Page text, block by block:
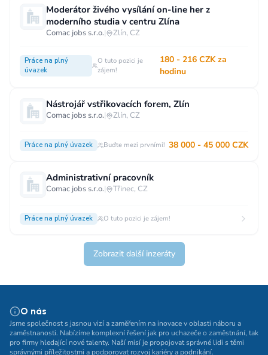
Moderátor živého vysílání on-line her z
moderního studia v centru Zlína
Comac jobs s.r.o.| Zlín, CZ
Práce na plný
úvazek
O tuto pozici je
zájem!
180 - 216 CZK za
hodinu
Nástrojář vstřikovacích forem, Zlín
Comac jobs s.r.o.| Zlín, CZ
Práce na plný úvazek Buďte mezi prvními! 38 000 - 45 000 CZK
Administrativní pracovník
Comac jobs s.r.o.| Třinec, CZ
Práce na plný úvazek O tuto pozici je zájem!
Zobrazit další inzeráty
O nás
Jsme společnost s jasnou vizí a zaměřením na inovace v oblasti náboru a
zaměstnanosti. Nabízíme komplexní řešení jak pro uchazeče o zaměstnání, tak
pro firmy hledající nové talenty. Naší misí je propojovat správné lidi s těmi
správnými příležitostmi a podporovat rozvoj kariéry a podnikání.